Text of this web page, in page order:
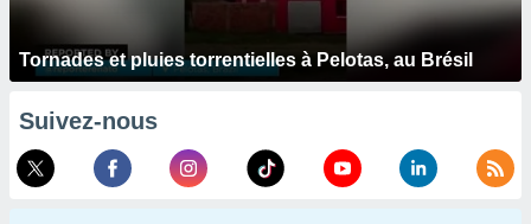
Tornades et pluies torrentielles à Pelotas, au Brésil
Suivez-nous